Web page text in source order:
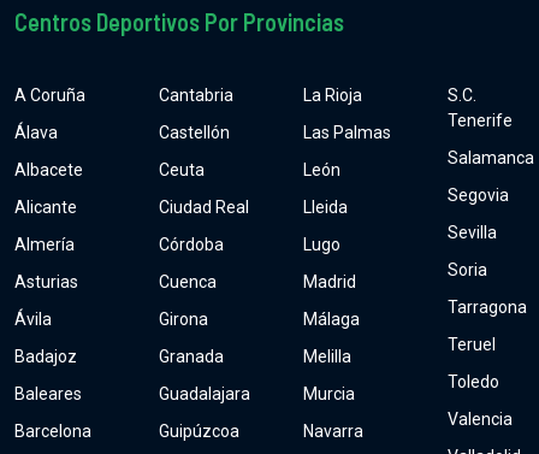
Centros Deportivos Por Provincias
A Coruña
Álava
Albacete
Alicante
Almería
Asturias
Ávila
Badajoz
Baleares
Barcelona
Cantabria
Castellón
Ceuta
Ciudad Real
Córdoba
Cuenca
Girona
Granada
Guadalajara
Guipúzcoa
La Rioja
Las Palmas
León
Lleida
Lugo
Madrid
Málaga
Melilla
Murcia
Navarra
S.C.
Tenerife
Salamanca
Segovia
Sevilla
Soria
Tarragona
Teruel
Toledo
Valencia